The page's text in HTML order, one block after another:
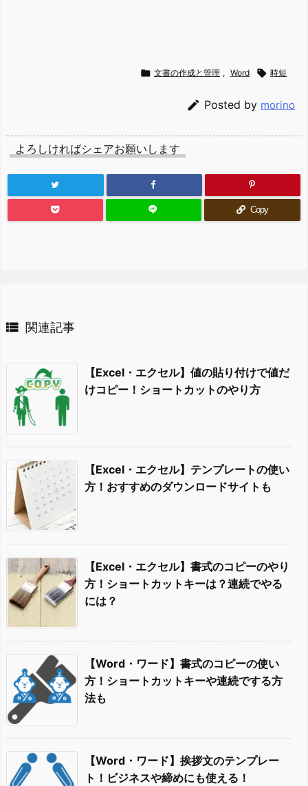
 文書の作成と管理 , Word  時短
 Posted by morino
よろしければシェアお願いします
Copy
 関連記事
【Excel・エクセル】値の貼り付けで値だ
けコピー！ショートカットのやり方
【Excel・エクセル】テンプレートの使い
方！おすすめのダウンロードサイトも
【Excel・エクセル】書式のコピーのやり
方！ショートカットキーは？連続でやる
には？
【Word・ワード】書式のコピーの使い
方！ショートカットキーや連続でする方
法も
【Word・ワード】挨拶文のテンプレー
ト！ビジネスや締めにも使える！